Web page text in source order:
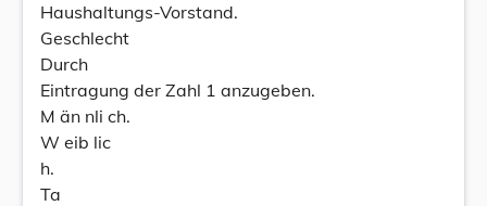
Haushaltungs-Vorstand.
Geschlecht
Durch
Eintragung der Zahl 1 anzugeben.
M än nli ch.
W eib lic
h.
Ta